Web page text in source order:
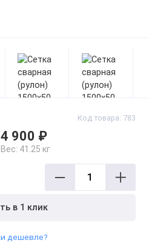
Код товара: 783
4 900 ₽
Вес: 41.25 кг
в 1 клик
дешевле?